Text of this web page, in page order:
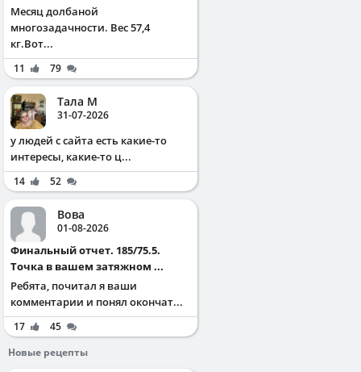
Месяц долбаной
многозадачности. Вес 57,4
кг.Вот...
11 79
Тала М
31-07-2026
у людей с сайта есть какие-то
интересы, какие-то ц...
14 52
Вова
01-08-2026
Финальный отчет. 185/75.5.
Точка в вашем затяжном ...
Ребята, почитал я ваши
комментарии и понял окончат...
17
45
Новые рецепты